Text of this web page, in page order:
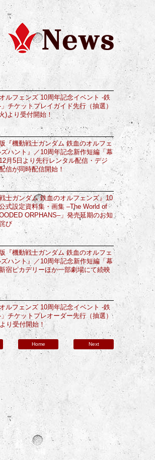
ルフェンズ 10周年記念イベント -鉄
チケットプレイガイド先行（抽選）
)より受付開始！
『機動戦士ガンダム 鉄血のオルフェ
ハント』／10周年記念新作短編「幕
月5日より先行レンタル配信・デジ
信が同時配信開始！
戦士ガンダム 鉄血のオルフェンズ』10
式設定資料集・画集 –The World of
ORPHANS–」発売延期のお知
び
『機動戦士ガンダム 鉄血のオルフェ
ハント』／10周年記念新作短編「幕
宿ピカデリーほか一部劇場にて続映
オルフェンズ 10周年記念イベント -鉄
チケットプレオーダー先行（抽選）
り受付開始！
Home Next